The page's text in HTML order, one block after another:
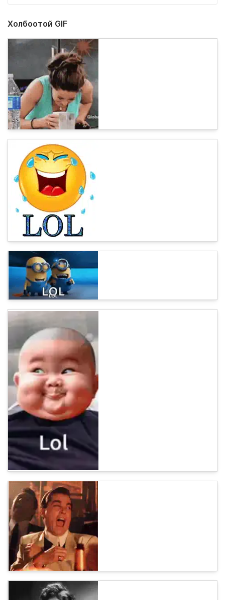
Холбоотой GIF